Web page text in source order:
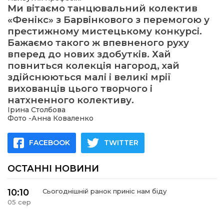
Ми вітаємо танцювальний колектив
«Фенікс» з Барвінкового з перемогою у
престижному мистецькому конкурсі.
Бажаємо такого ж впевненого руху
вперед до нових здобутків. Хай
повниться колекція нагород, хай
здійснюються малі і великі мрії
вихованців цього творчого і
натхненного колективу.
Ірина Столбова
Фото -Анна Коваленко
FACEBOOK TWITTER
ОСТАННІ НОВИНИ
10:10
05 сер
Сьогоднішній ранок приніс нам біду